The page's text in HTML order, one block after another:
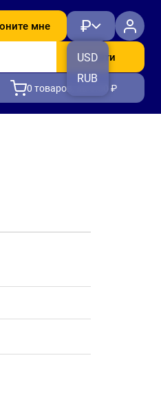
мне ₽
USD
RUB
Найти
0 товаров, на 0.00 ₽